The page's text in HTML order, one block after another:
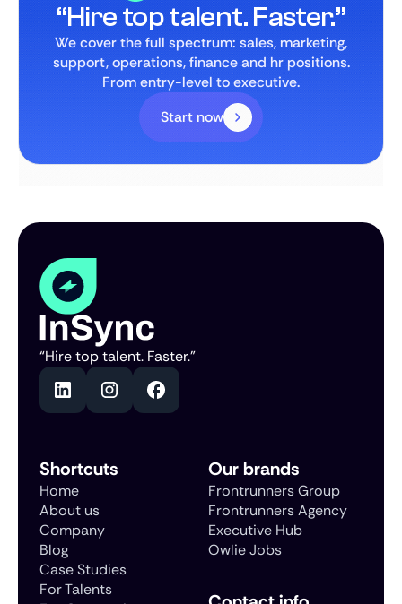
“Hire top talent. Faster.”
We cover the full spectrum: sales, marketing,
support, operations, finance and hr positions.
From entry-level to executive.
Start now
“Hire top talent. Faster.”
Shortcuts
Home
About us
Company
Blog
Case Studies
For Talents
Our brands
Frontrunners Group
Frontrunners Agency
Executive Hub
Owlie Jobs